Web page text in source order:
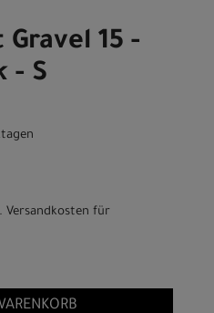
15 -
- S
Versandkosten für